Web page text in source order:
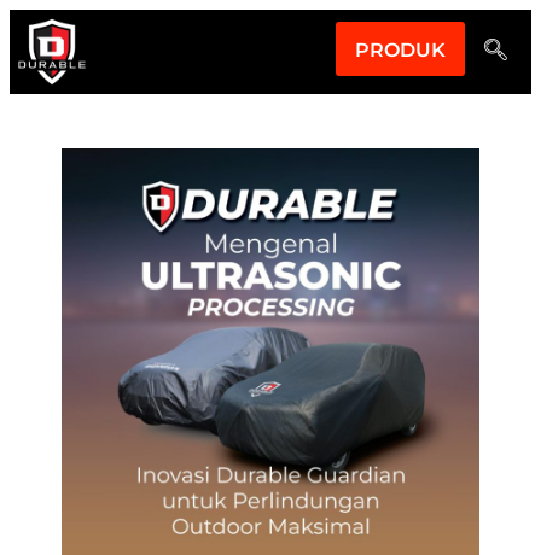
PRODUK